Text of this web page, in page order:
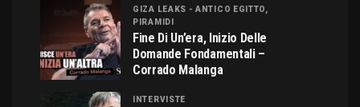
GIZA LEAKS - ANTICO EGITTO,
PIRAMIDI
Fine Di Un’era, Inizio Delle
Domande Fondamentali –
Corrado Malanga
INTERVISTE